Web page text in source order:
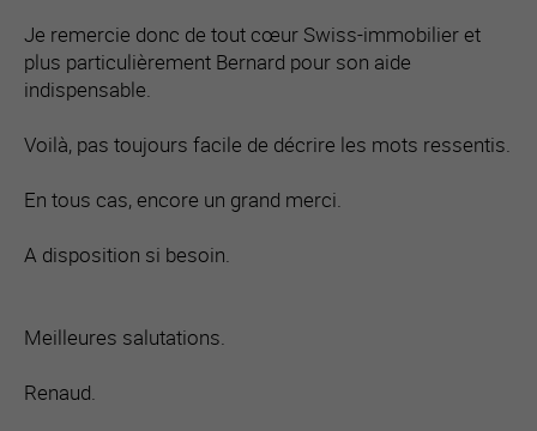
Je remercie donc de tout cœur Swiss-immobilier et
plus particulièrement Bernard pour son aide
indispensable.
Voilà, pas toujours facile de décrire les mots ressentis.
En tous cas, encore un grand merci.
A disposition si besoin.
Meilleures salutations.
Renaud.